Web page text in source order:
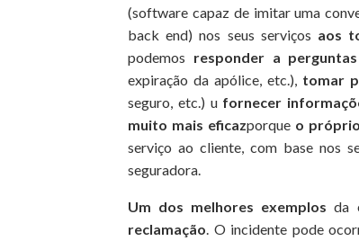
(software capaz de imitar uma
back end) nos seus serviços aos
podemos responder a
expiração da apólice, etc.), tomar
seguro, etc.) u fornecer
muito mais eficazporque o próprio
serviço ao cliente, com base nos
seguradora.
Um dos melhores exemplos da
reclamação . O incidente pode